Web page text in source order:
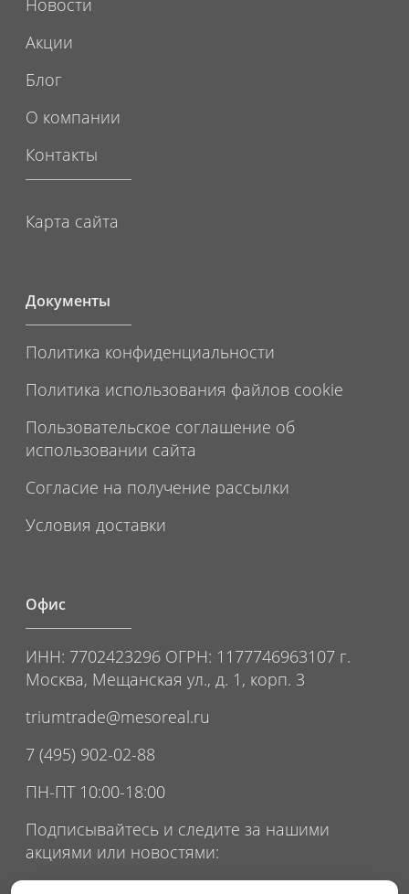
Акции
Блог
О компании
Контакты
Карта сайта
Документы
Политика конфиденциальности
Политика использования файлов cookie
Пользовательское соглашение об
использовании сайта
Согласие на получение рассылки
Условия доставки
Офис
ИНН: 7702423296 ОГРН: 1177746963107 г.
Москва, Мещанская ул., д. 1, корп. 3
triumtrade@mesoreal.ru
7 (495) 902-02-88
ПН-ПТ 10:00-18:00
Подписывайтесь и следите за нашими
акциями или новостями: